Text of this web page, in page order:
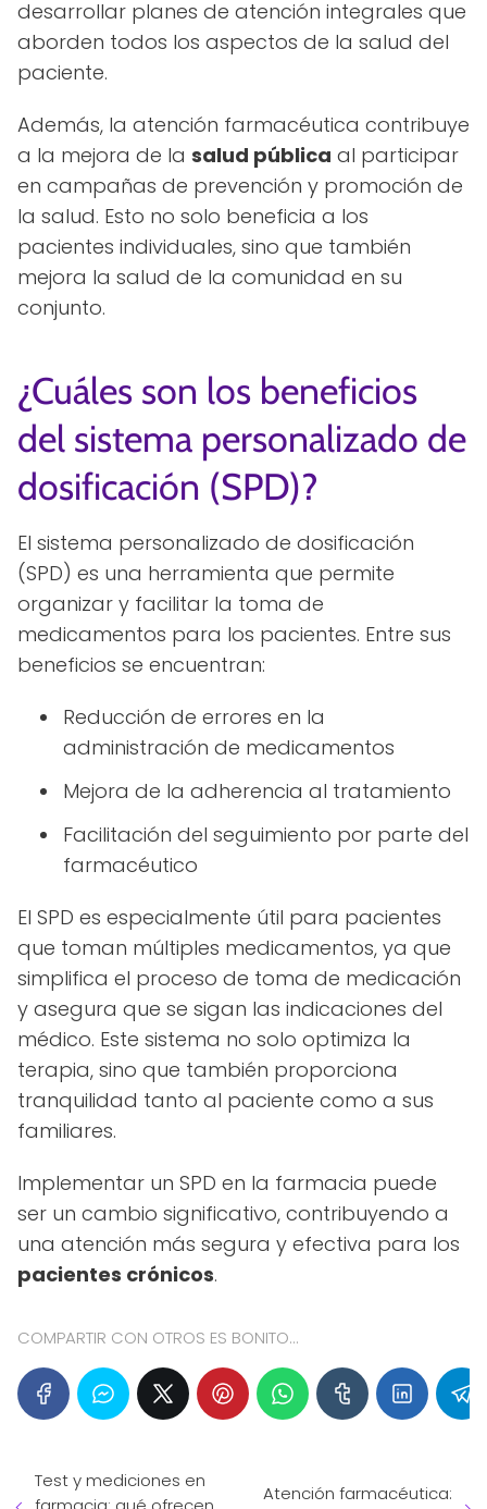
desarrollar planes de atención integrales que
aborden todos los aspectos de la salud del
paciente.
Además, la atención farmacéutica contribuye
a la mejora de la salud pública al participar
en campañas de prevención y promoción de
la salud. Esto no solo beneficia a los
pacientes individuales, sino que también
mejora la salud de la comunidad en su
conjunto.
¿Cuáles son los beneficios
del sistema personalizado de
dosificación (SPD)?
El sistema personalizado de dosificación
(SPD) es una herramienta que permite
organizar y facilitar la toma de
medicamentos para los pacientes. Entre sus
beneficios se encuentran:
Reducción de errores en la
administración de medicamentos
Mejora de la adherencia al tratamiento
Facilitación del seguimiento por parte del
farmacéutico
El SPD es especialmente útil para pacientes
que toman múltiples medicamentos, ya que
simplifica el proceso de toma de medicación
y asegura que se sigan las indicaciones del
médico. Este sistema no solo optimiza la
terapia, sino que también proporciona
tranquilidad tanto al paciente como a sus
familiares.
Implementar un SPD en la farmacia puede
ser un cambio significativo, contribuyendo a
una atención más segura y efectiva para los
pacientes crónicos.
COMPARTIR CON OTROS ES BONITO...
Test y mediciones en
Atención farmacéutica: